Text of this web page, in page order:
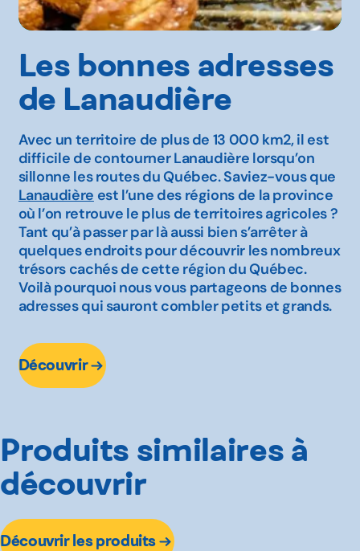
Les bonnes adresses
de Lanaudière
Avec un territoire de plus de 13 000 km2, il est
difficile de contourner Lanaudière lorsqu’on
sillonne les routes du Québec. Saviez-vous que
Lanaudière est l’une des régions de la province
où l’on retrouve le plus de territoires agricoles ?
Tant qu’à passer par là aussi bien s’arrêter à
quelques endroits pour découvrir les nombreux
trésors cachés de cette région du Québec.
Voilà pourquoi nous vous partageons de bonnes
adresses qui sauront combler petits et grands.
Découvrir
Produits similaires à
découvrir
Découvrir les produits